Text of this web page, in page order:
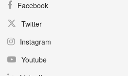
Facebook
Twitter
Instagram
Youtube